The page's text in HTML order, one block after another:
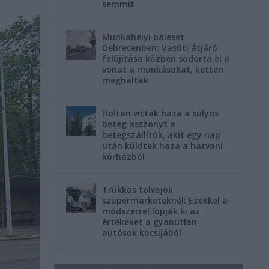
semmit
Munkahelyi baleset
Debrecenben: Vasúti átjáró
felújítása közben sodorta el a
vonat a munkásokat, ketten
meghaltak
Holtan vitták haza a súlyos
beteg asszonyt a
betegszállítók, akit egy nap
után küldtek haza a hatvani
kórházból
Trükkös tolvajok
szupermarketeknél: Ezekkel a
módszerrel lopják ki az
értékeket a gyanútlan
autósok kocsijából